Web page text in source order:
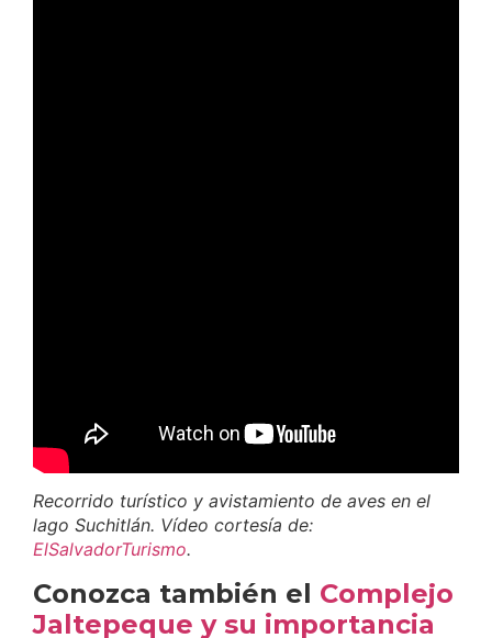
Recorrido turístico y avistamiento de aves en el
lago Suchitlán. Vídeo cortesía de:
ElSalvadorTurismo.
Conozca también el Complejo
Jaltepeque y su importancia